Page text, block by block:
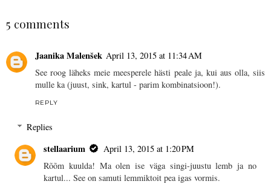
5 comments
Jaanika Malenšek April 13, 2015 at 11:34 AM
See roog läheks meie meesperele hästi peale ja, kui aus olla, siis
mulle ka (juust, sink, kartul - parim kombinatsioon!).
REPLY
Replies
stellaarium
April 13, 2015 at 1:20 PM
Rõõm kuulda! Ma olen ise väga singi-juustu lemb ja no
kartul... See on samuti lemmiktoit pea igas vormis.